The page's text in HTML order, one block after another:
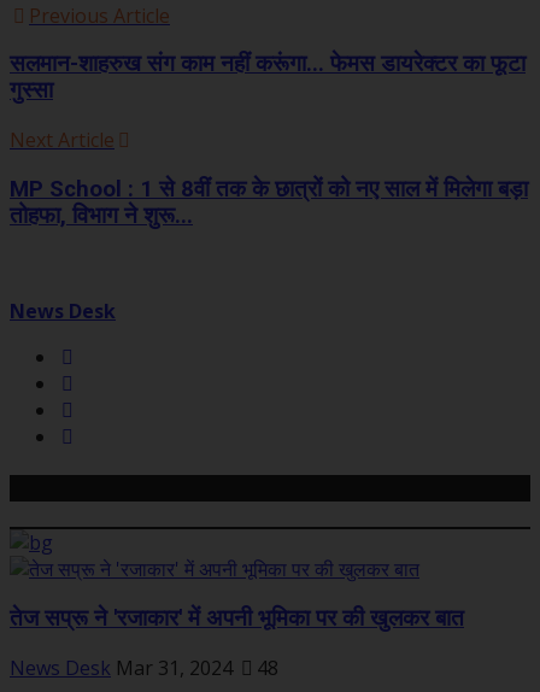
Previous Article
सलमान-शाहरुख संग काम नहीं करूंगा... फेमस डायरेक्टर का फूटा
गुस्सा
Next Article
MP School : 1 से 8वीं तक के छात्रों को नए साल में मिलेगा बड़ा
तोहफा, विभाग ने शुरू...
News Desk
तेज सप्रू ने 'रजाकार' में अपनी भूमिका पर की खुलकर बात
News Desk Mar 31, 2024 48